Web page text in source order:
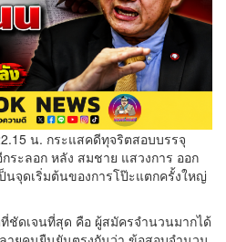
น. กระแสคดีทุจริตสอบบรรจุ
ระลอก หลัง สมชาย แสวงการ ออก
ป็นจุดเริ่มต้นของการโป๊ะแตกครั้งใหญ่
ดเจนที่สุด คือ ผู้สมัครจำนวนมากได้